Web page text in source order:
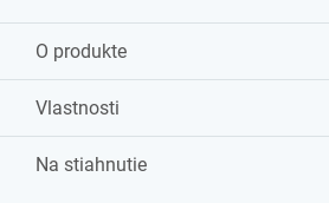
O produkte
Vlastnosti
Na stiahnutie